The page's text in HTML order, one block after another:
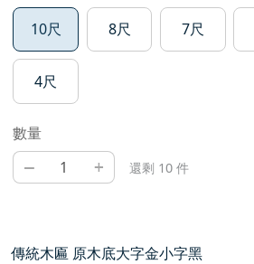
10尺 8尺 7尺
4尺
數量
– + 還剩 10 件
傳統木匾 原木底大字金小字黑